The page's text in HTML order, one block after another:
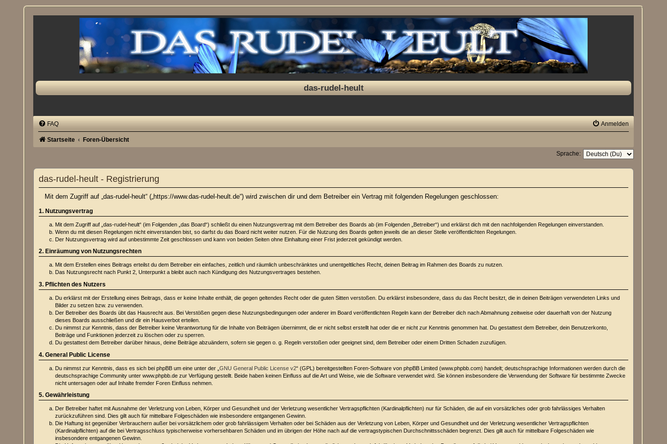
das-rudel-heult
FAQ Anmelden
Startseite Foren-Übersicht
Sprache:
das-rudel-heult - Registrierung
Mit dem Zugriff auf „das-rudel-heult“ („https://www.das-rudel-heult.de“) wird zwischen dir und dem Betreiber ein Vertrag mit folgenden Regelungen geschlossen:
1. Nutzungsvertrag
Mit dem Zugriff auf „das-rudel-heult“ (im Folgenden „das Board“) schließt du einen Nutzungsvertrag mit dem Betreiber des Boards ab (im Folgenden „Betreiber“) und erklärst dich mit den nachfolgenden Regelungen einverstanden.
Wenn du mit diesen Regelungen nicht einverstanden bist, so darfst du das Board nicht weiter nutzen. Für die Nutzung des Boards gelten jeweils die an dieser Stelle veröffentlichten Regelungen.
Der Nutzungsvertrag wird auf unbestimmte Zeit geschlossen und kann von beiden Seiten ohne Einhaltung einer Frist jederzeit gekündigt werden.
2. Einräumung von Nutzungsrechten
Mit dem Erstellen eines Beitrags erteilst du dem Betreiber ein einfaches, zeitlich und räumlich unbeschränktes und unentgeltliches Recht, deinen Beitrag im Rahmen des Boards zu nutzen.
Das Nutzungsrecht nach Punkt 2, Unterpunkt a bleibt auch nach Kündigung des Nutzungsvertrages bestehen.
3. Pflichten des Nutzers
Du erklärst mit der Erstellung eines Beitrags, dass er keine Inhalte enthält, die gegen geltendes Recht oder die guten Sitten verstoßen. Du erklärst insbesondere, dass du das Recht besitzt, die in deinen Beiträgen verwendeten Links und
Bilder zu setzen bzw. zu verwenden.
Der Betreiber des Boards übt das Hausrecht aus. Bei Verstößen gegen diese Nutzungsbedingungen oder anderer im Board veröffentlichten Regeln kann der Betreiber dich nach Abmahnung zeitweise oder dauerhaft von der Nutzung
dieses Boards ausschließen und dir ein Hausverbot erteilen.
Du nimmst zur Kenntnis, dass der Betreiber keine Verantwortung für die Inhalte von Beiträgen übernimmt, die er nicht selbst erstellt hat oder die er nicht zur Kenntnis genommen hat. Du gestattest dem Betreiber, dein Benutzerkonto,
Beiträge und Funktionen jederzeit zu löschen oder zu sperren.
Du gestattest dem Betreiber darüber hinaus, deine Beiträge abzuändern, sofern sie gegen o. g. Regeln verstoßen oder geeignet sind, dem Betreiber oder einem Dritten Schaden zuzufügen.
4. General Public License
Du nimmst zur Kenntnis, dass es sich bei phpBB um eine unter der „GNU General Public License v2“ (GPL) bereitgestellten Foren-Software von phpBB Limited (www.phpbb.com) handelt; deutschsprachige Informationen werden durch die
deutschsprachige Community unter www.phpbb.de zur Verfügung gestellt. Beide haben keinen Einfluss auf die Art und Weise, wie die Software verwendet wird. Sie können insbesondere die Verwendung der Software für bestimmte Zwecke
nicht untersagen oder auf Inhalte fremder Foren Einfluss nehmen.
5. Gewährleistung
Der Betreiber haftet mit Ausnahme der Verletzung von Leben, Körper und Gesundheit und der Verletzung wesentlicher Vertragspflichten (Kardinalpflichten) nur für Schäden, die auf ein vorsätzliches oder grob fahrlässiges Verhalten
zurückzuführen sind. Dies gilt auch für mittelbare Folgeschäden wie insbesondere entgangenen Gewinn.
Die Haftung ist gegenüber Verbrauchern außer bei vorsätzlichem oder grob fahrlässigem Verhalten oder bei Schäden aus der Verletzung von Leben, Körper und Gesundheit und der Verletzung wesentlicher Vertragspflichten
(Kardinalpflichten) auf die bei Vertragsschluss typischerweise vorhersehbaren Schäden und im übrigen der Höhe nach auf die vertragstypischen Durchschnittsschäden begrenzt. Dies gilt auch für mittelbare Folgeschäden wie
insbesondere entgangenen Gewinn.